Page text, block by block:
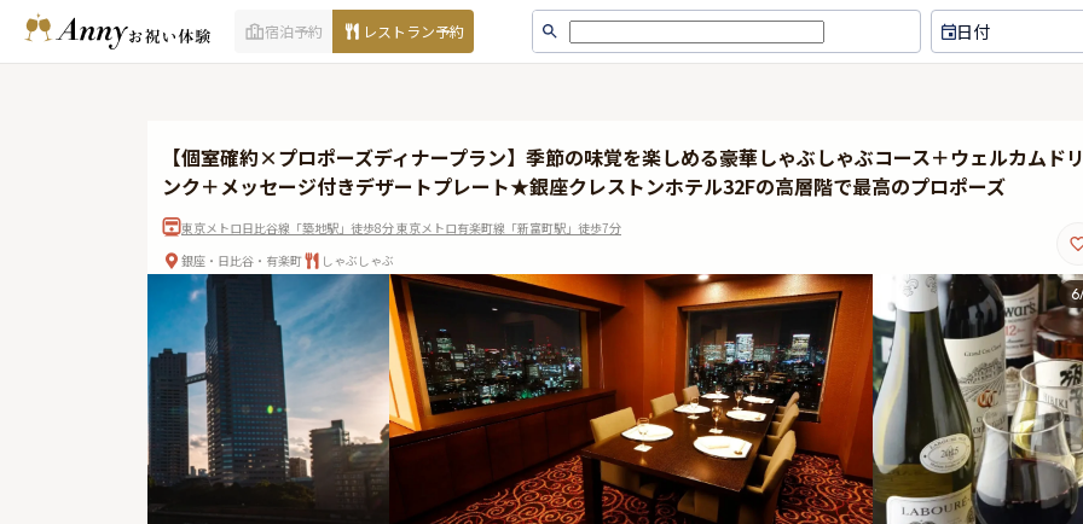
宿泊予約 レストラン予約 日付
【個室確約×プロポーズディナープラン】季節の味覚を楽しめる豪華しゃぶしゃぶコース＋ウェルカムドリ
ンク＋メッセージ付きデザートプレート★銀座クレストンホテル32Fの高層階で最高のプロポーズ
東京メトロ日比谷線「築地駅」徒歩8分 東京メトロ有楽町線「新富町駅」徒歩7分
銀座・日比谷・有楽町
しゃぶしゃぶ
6
ちょっと早めの時間にディナーで
お伺いしたところ、夕焼けの空が
とても綺麗でした。地元民なので
見慣れているはずの風景でした
が、うっとり眺めてしまいまし
た。お食事は、サッパリめの赤身
のお肉が私にはちょうど良かった
です。ご馳走様でした。暖かいお
32階からの見晴らしは良く
ワー、築地、運河も一望
す。 神戸牛のすき焼きも
く、ゆったりと食事を楽し
た。 築地場外市場の砂漠の
に照りつける強烈な日差
け、さらに人混みと入店待
けて、会話も弾みます。こ